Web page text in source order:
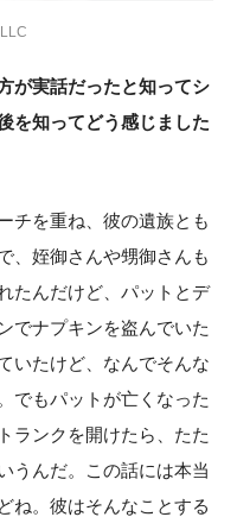
が実話だったと知ってシ
を知ってどう感じました
チを重ね、彼の遺族とも
、姪御さんや甥御さんも
たんだけど、パットとデ
でナプキンを盗んでいた
いたけど、なんでそんな
でもパットが亡くなった
ランクを開けたら、たた
うんだ。この話には本当
ね。彼はそんなことする